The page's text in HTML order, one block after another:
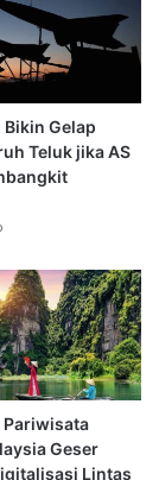
Gelap
Teluk jika AS
Pariwisata
Geser
Lintas